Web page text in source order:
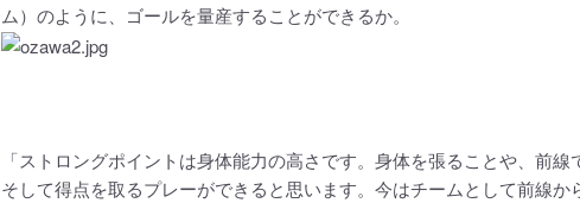
ム）のように、ゴールを量産することができるか。
「ストロングポイントは身体能力の高さです。身体を張ることや、前線
そして得点を取るプレーができると思います。今はチームとして前線か